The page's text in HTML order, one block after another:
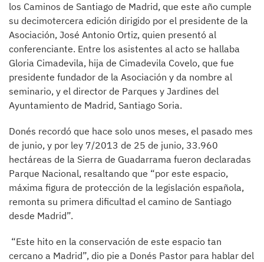
los Caminos de Santiago de Madrid, que este año cumple
su decimotercera edición dirigido por el presidente de la
Asociación, José Antonio Ortiz, quien presentó al
conferenciante. Entre los asistentes al acto se hallaba
Gloria Cimadevila, hija de Cimadevila Covelo, que fue
presidente fundador de la Asociación y da nombre al
seminario, y el director de Parques y Jardines del
Ayuntamiento de Madrid, Santiago Soria.
Donés recordó que hace solo unos meses, el pasado mes
de junio, y por ley 7/2013 de 25 de junio, 33.960
hectáreas de la Sierra de Guadarrama fueron declaradas
Parque Nacional, resaltando que “por este espacio,
máxima figura de protección de la legislación española,
remonta su primera dificultad el camino de Santiago
desde Madrid”.
“Este hito en la conservación de este espacio tan
cercano a Madrid”, dio pie a Donés Pastor para hablar del